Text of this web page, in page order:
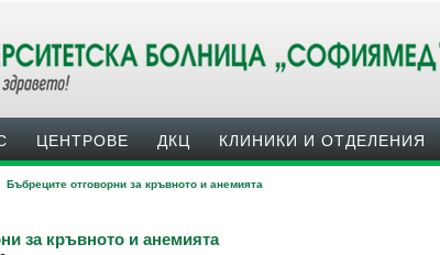
ЦЕНТРОВЕ ДКЦ КЛИНИКИ И ОТДЕЛЕНИЯ
Бъбреците отговорни за кръвното и анемията
за кръвното и анемията